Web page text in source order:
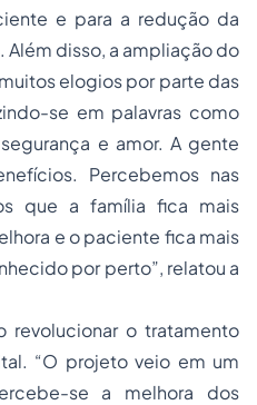
e para a redução da
disso, a ampliação do
elogios por parte das
se em palavras como
e amor. A gente
Percebemos nas
que a família fica mais
e o paciente fica mais
por perto”, relatou a
revolucionar o tratamento
“O projeto veio em um
se a melhora dos